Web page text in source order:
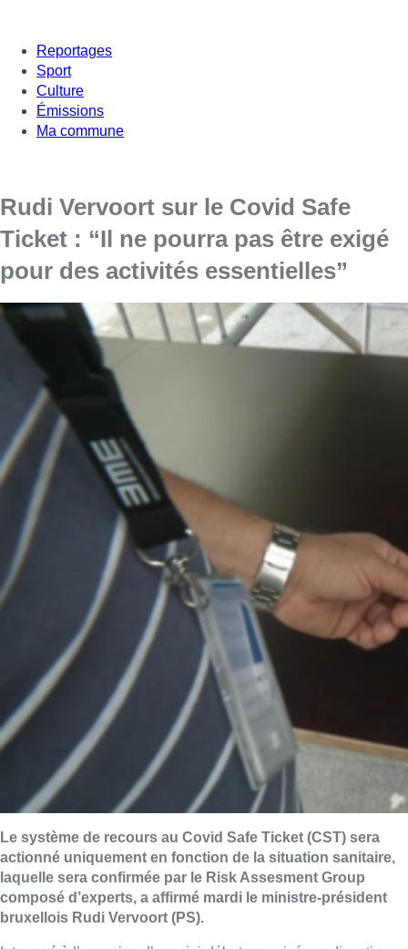
Reportages
Sport
Culture
Émissions
Ma commune
Rudi Vervoort sur le Covid Safe
Ticket : “Il ne pourra pas être exigé
pour des activités essentielles”
Le système de recours au Covid Safe Ticket (CST) sera
actionné uniquement en fonction de la situation sanitaire,
laquelle sera confirmée par le Risk Assesment Group
composé d’experts, a affirmé mardi le ministre-président
bruxellois Rudi Vervoort (PS).